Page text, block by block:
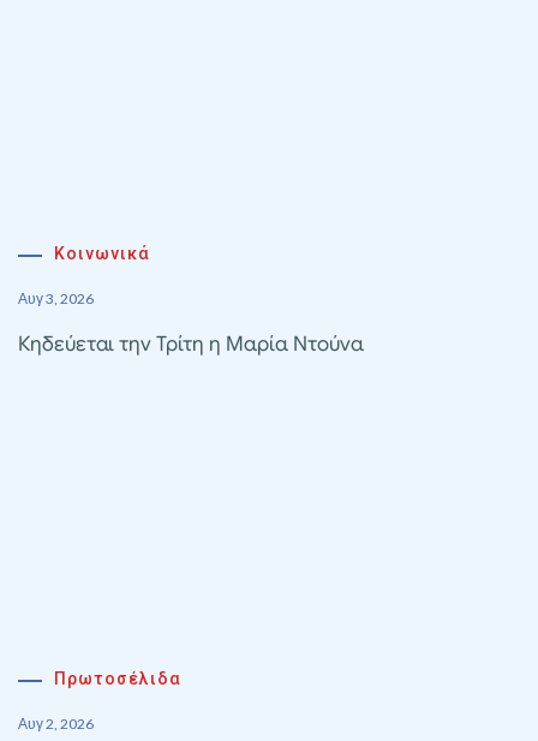
Κοινωνικά
Αυγ 3, 2026
Κηδεύεται την Τρίτη η Μαρία Ντούνα
Πρωτοσέλιδα
Αυγ 2, 2026